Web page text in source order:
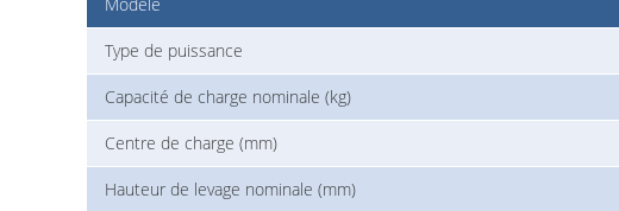
Type de puissance
Capacité de charge nominale (kg)
Centre de charge (mm)
Hauteur de levage nominale (mm)